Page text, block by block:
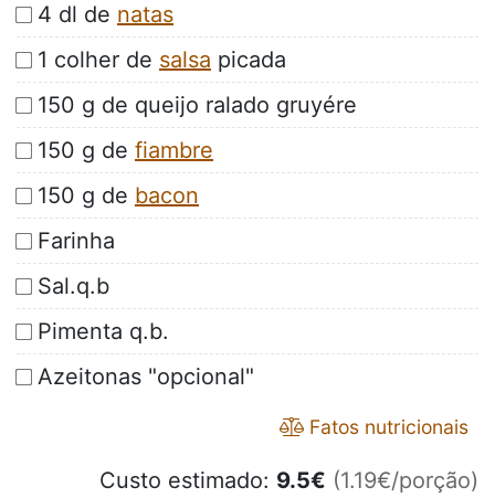
4 dl de natas
1 colher de salsa picada
150 g de queijo ralado gruyére
150 g de fiambre
150 g de bacon
Farinha
Sal.q.b
Pimenta q.b.
Azeitonas "opcional"
Fatos nutricionais
Custo estimado: 9.5€ (1.19€/porção)